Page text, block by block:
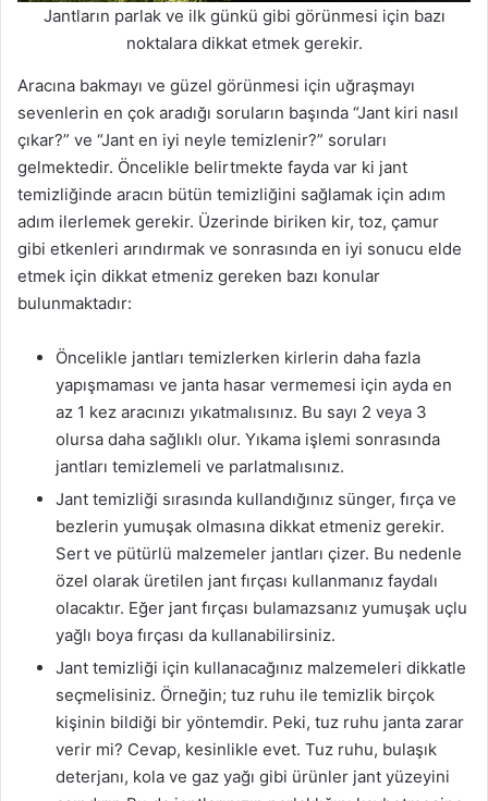
Jantların parlak ve ilk günkü gibi görünmesi için bazı
noktalara dikkat etmek gerekir.
Aracına bakmayı ve güzel görünmesi için uğraşmayı
sevenlerin en çok aradığı soruların başında “Jant kiri nasıl
çıkar?” ve “Jant en iyi neyle temizlenir?” soruları
gelmektedir. Öncelikle belirtmekte fayda var ki jant
temizliğinde aracın bütün temizliğini sağlamak için adım
adım ilerlemek gerekir. Üzerinde biriken kir, toz, çamur
gibi etkenleri arındırmak ve sonrasında en iyi sonucu elde
etmek için dikkat etmeniz gereken bazı konular
bulunmaktadır:
Öncelikle jantları temizlerken kirlerin daha fazla
yapışmaması ve janta hasar vermemesi için ayda en
az 1 kez aracınızı yıkatmalısınız. Bu sayı 2 veya 3
olursa daha sağlıklı olur. Yıkama işlemi sonrasında
jantları temizlemeli ve parlatmalısınız.
Jant temizliği sırasında kullandığınız sünger, fırça ve
bezlerin yumuşak olmasına dikkat etmeniz gerekir.
Sert ve pütürlü malzemeler jantları çizer. Bu nedenle
özel olarak üretilen jant fırçası kullanmanız faydalı
olacaktır. Eğer jant fırçası bulamazsanız yumuşak uçlu
yağlı boya fırçası da kullanabilirsiniz.
Jant temizliği için kullanacağınız malzemeleri dikkatle
seçmelisiniz. Örneğin; tuz ruhu ile temizlik birçok
kişinin bildiği bir yöntemdir. Peki, tuz ruhu janta zarar
verir mi? Cevap, kesinlikle evet. Tuz ruhu, bulaşık
deterjanı, kola ve gaz yağı gibi ürünler jant yüzeyini